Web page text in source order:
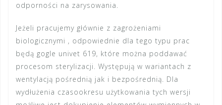
odporności na zarysowania.
Jeżeli pracujemy głównie z zagrożeniami
biologicznymi , odpowiednie dla tego typu prac
będą gogle univet 619, które można poddawać
procesom sterylizacji. Występują w wariantach z
wentylacją pośrednią jak i bezpośrednią. Dla
wydłużenia czasookresu użytkowania tych wersji